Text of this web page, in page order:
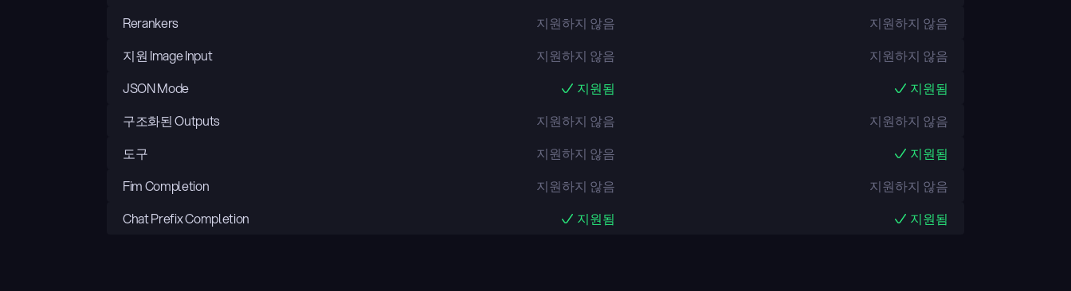
Rerankers
지원하지 않음
지원하지 않음
지원 Image Input
지원하지 않음
지원하지 않음
JSON Mode
지원됨
지원됨
구조화된 Outputs
지원하지 않음
지원하지 않음
도구
지원하지 않음
지원됨
Fim Completion
지원하지 않음
지원하지 않음
Chat Prefix Completion
지원됨 지원됨